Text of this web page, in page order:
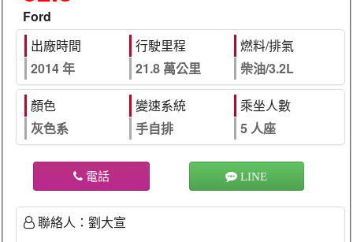
Ford
出廠時間
2014 年
行駛里程
21.8 萬公里
燃料/排氣
柴油/3.2L
顏色
灰色系
變速系統
手自排
乘坐人數
5 人座
電話 LINE
聯絡人：劉大宣